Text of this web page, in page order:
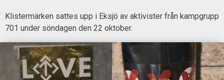
Klistermärken sattes upp i Eksjö av aktivister från kampgrupp
701 under söndagen den 22 oktober.